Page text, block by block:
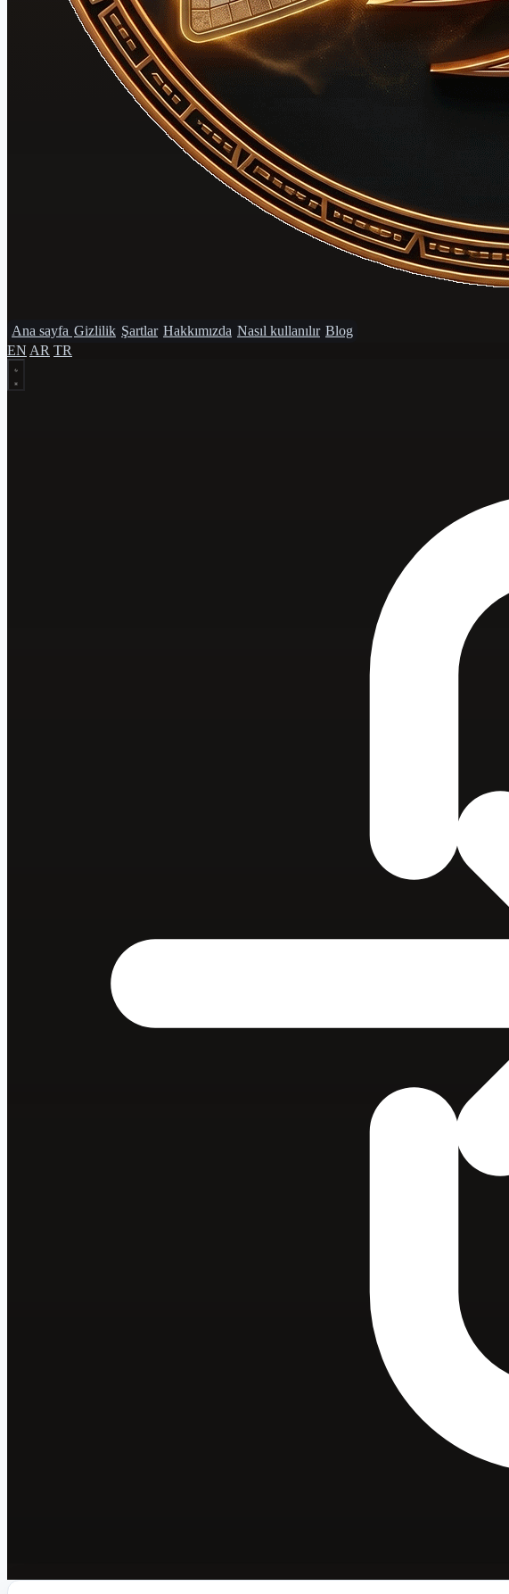
Ana sayfa Gizlilik Şartlar Hakkımızda Nasıl kullanılır Blog
EN AR TR